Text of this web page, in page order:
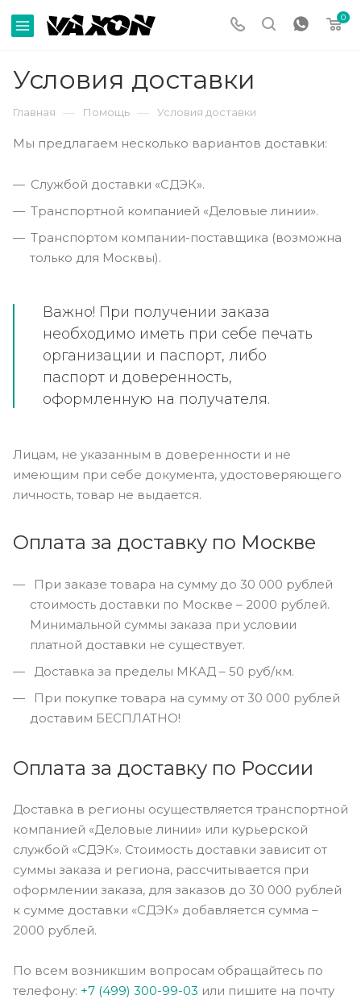
0
Условия доставки
Главная — Помощь — Условия доставки
Мы предлагаем несколько вариантов доставки:
Службой доставки «СДЭК».
Транспортной компанией «Деловые линии».
Транспортом компании-поставщика (возможна
только для Москвы).
Важно! При получении заказа
необходимо иметь при себе печать
организации и паспорт, либо
паспорт и доверенность,
оформленную на получателя.
Лицам, не указанным в доверенности и не
имеющим при себе документа, удостоверяющего
личность, товар не выдается.
Оплата за доставку по Москве
При заказе товара на сумму до 30 000 рублей
стоимость доставки по Москве – 2000 рублей.
Минимальной суммы заказа при условии
платной доставки не существует.
Доставка за пределы МКАД – 50 руб/км.
При покупке товара на сумму от 30 000 рублей
доставим БЕСПЛАТНО!
Оплата за доставку по России
Доставка в регионы осуществляется транспортной
компанией «Деловые линии» или курьерской
службой «СДЭК». Стоимость доставки зависит от
суммы заказа и региона, рассчитывается при
оформлении заказа, для заказов до 30 000 рублей
к сумме доставки «СДЭК» добавляется сумма –
2000 рублей.
По всем возникшим вопросам обращайтесь по
телефону: +7 (499) 300-99-03 или пишите на почту